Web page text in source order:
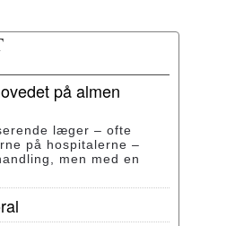
på almen
læger – ofte
på hospitalerne –
men med en